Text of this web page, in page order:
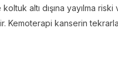
altı dışına yayılma
Kemoterapi kanserin